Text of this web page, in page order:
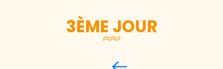
3ÈME JOUR